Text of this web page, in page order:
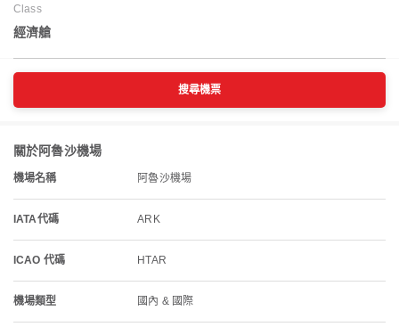
Class
經濟艙
搜尋機票
關於阿魯沙機場
機場名稱 阿魯沙機場
IATA代碼 ARK
ICAO 代碼 HTAR
機場類型 國內 & 國際